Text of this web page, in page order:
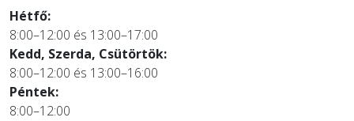
Hétfő:
8:00–12:00 és 13:00–17:00
Kedd, Szerda, Csütörtök:
8:00–12:00 és 13:00–16:00
Péntek:
8:00–12:00